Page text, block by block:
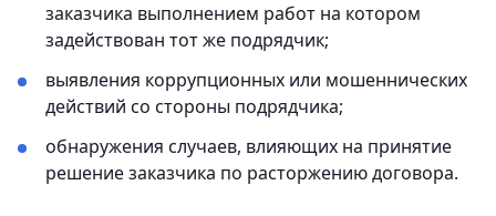
заказчика выполнением работ на котором
задействован тот же подрядчик;
выявления коррупционных или мошеннических
действий со стороны подрядчика;
обнаружения случаев, влияющих на принятие
решение заказчика по расторжению договора.